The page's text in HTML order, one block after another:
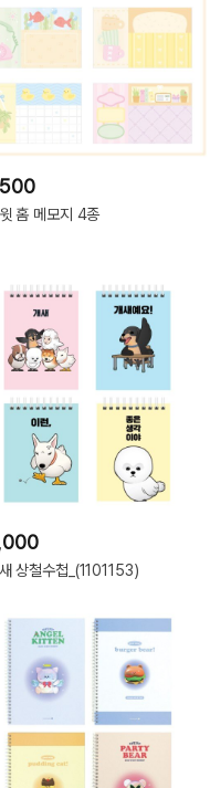
홈 메모지 4종
상철수첩_(1101153)